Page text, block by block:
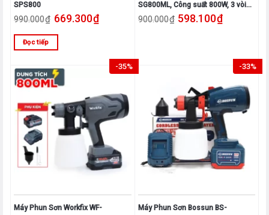
SPS800
990.000₫ Giá gốc là: 990.000₫.
669.300₫Giá hiện tại là: 669.300₫.
Đọc tiếp
SG800ML, Công suất 800W, 3 vòi
phun, Bảo hành 12 tháng
900.000₫ Giá gốc là: 900.000₫.
598.100₫Giá hiện tại
-35%
Máy Phun Sơn Workfix WF-
-33%
Máy Phun Sơn Bossun BS-